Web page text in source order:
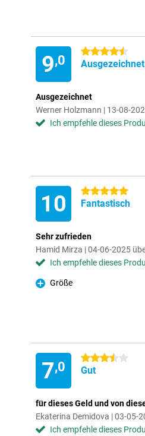
9,0
4.5 Sterne
Ausgezeichnet
Ausgezeichnet
Werner Holzmann | 13-08-
Ich empfehle dieses
10 5 Sterne
Fantastisch
Sehr zufrieden
Hamid Mirza | 04-06-2025
Ich empfehle dieses
Pro
Größe
7,0
3.5 Sterne
Gut
für dieses Geld und von
Ekaterina Demidova | 03-05-
Ich empfehle dieses